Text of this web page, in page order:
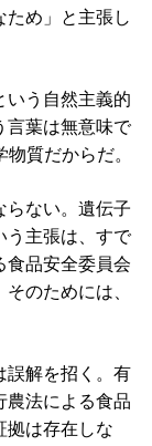
ため」と主張し
う自然主義的
言葉は無意味で
質だからだ。
ない。遺伝子
う主張は、すで
食品安全委員会
のためには、
解を招く。有
農法による食品
拠は存在しな